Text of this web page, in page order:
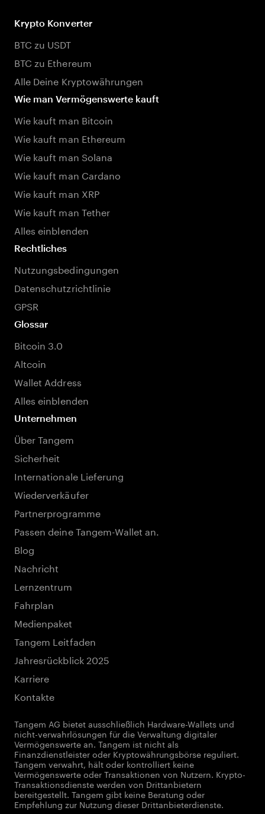
Krypto Konverter
BTC zu USDT
BTC zu Ethereum
Alle Deine Kryptowährungen
Wie man Vermögenswerte kauft
Wie kauft man Bitcoin
Wie kauft man Ethereum
Wie kauft man Solana
Wie kauft man Cardano
Wie kauft man XRP
Wie kauft man Tether
Alles einblenden
Rechtliches
Nutzungsbedingungen
Datenschutzrichtlinie
GPSR
Glossar
Bitcoin 3.0
Altcoin
Wallet Address
Alles einblenden
Unternehmen
Über Tangem
Sicherheit
Internationale Lieferung
Wiederverkäufer
Partnerprogramme
Passen deine Tangem-Wallet an.
Blog
Nachricht
Lernzentrum
Fahrplan
Medienpaket
Tangem Leitfaden
Jahresrückblick 2025
Karriere
Kontakte
Tangem AG bietet ausschließlich Hardware-Wallets und
nicht-verwahrlösungen für die Verwaltung digitaler
Vermögenswerte an. Tangem ist nicht als
Finanzdienstleister oder Kryptowährungsbörse reguliert.
Tangem verwahrt, hält oder kontrolliert keine
Vermögenswerte oder Transaktionen von Nutzern. Krypto-
Transaktionsdienste werden von Drittanbietern
bereitgestellt. Tangem gibt keine Beratung oder
Empfehlung zur Nutzung dieser Drittanbieterdienste.